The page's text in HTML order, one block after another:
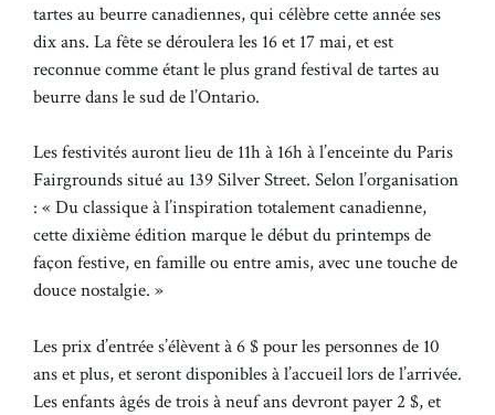
tartes au beurre canadiennes, qui célèbre cette année ses
dix ans. La fête se déroulera les 16 et 17 mai, et est
reconnue comme étant le plus grand festival de tartes au
beurre dans le sud de l’Ontario.
Les festivités auront lieu de 11h à 16h à l’enceinte du Paris
Fairgrounds situé au 139 Silver Street. Selon l’organisation
: « Du classique à l’inspiration totalement canadienne,
cette dixième édition marque le début du printemps de
façon festive, en famille ou entre amis, avec une touche de
douce nostalgie. »
Les prix d’entrée s’élèvent à 6 $ pour les personnes de 10
ans et plus, et seront disponibles à l’accueil lors de l’arrivée.
Les enfants âgés de trois à neuf ans devront payer 2 $, et